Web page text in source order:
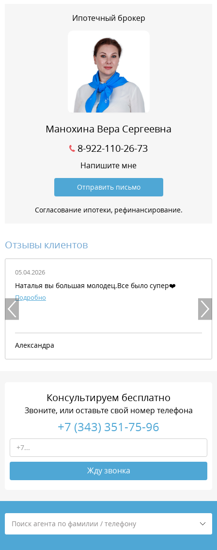
Ипотечный брокер
Манохина Вера Сергеевна
8-922-110-26-73
Напишите мне
Отправить письмо
Согласование ипотеки, рефинансирование.
Отзывы клиентов
05.04.2026
Наталья вы большая молодец.Все было супер❤️
Подробно
Александра
Консультируем бесплатно
Звоните, или оставьте свой номер телефона
+7 (343) 351-75-96
Жду звонка
Поиск агента по фамилии / телефону